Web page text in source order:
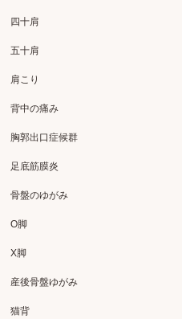
四十肩
五十肩
肩こり
背中の痛み
胸郭出口症候群
足底筋膜炎
骨盤のゆがみ
O脚
X脚
産後骨盤ゆがみ
猫背